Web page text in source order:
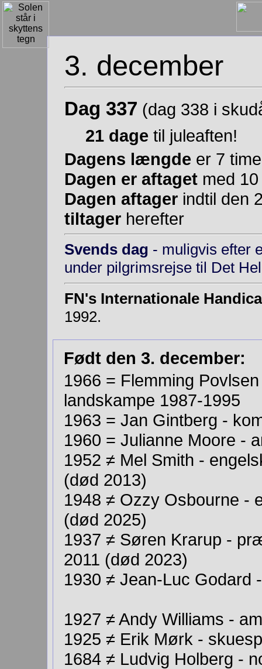
3. december
Dag 337 (dag 338 i
21 dage til juleaften!
Dagens længde er 7
Dagen er aftaget med
Dagen aftager indtil den
tiltager herefter
Svends dag - muligvis efter
under pilgrimsrejse til Det
FN's Internationale
1992.
Født den 3. december:
1966 = Flemming
landskampe 1987-1995
1963 = Jan Gintberg -
1960 = Julianne Moore -
1952 ≠ Mel Smith -
(død 2013)
1948 ≠ Ozzy Osbourne -
(død 2025)
1937 ≠ Søren Krarup -
2011 (død 2023)
1930 ≠ Jean-Luc
1927 ≠ Andy Williams -
1925 ≠ Erik Mørk -
1684 ≠ Ludvig Holberg -